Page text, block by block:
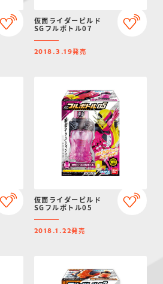
仮面ライダービルド
SGフルボトル07
2018.3.19発売
仮面ライダービルド
SGフルボトル05
2018.1.22発売